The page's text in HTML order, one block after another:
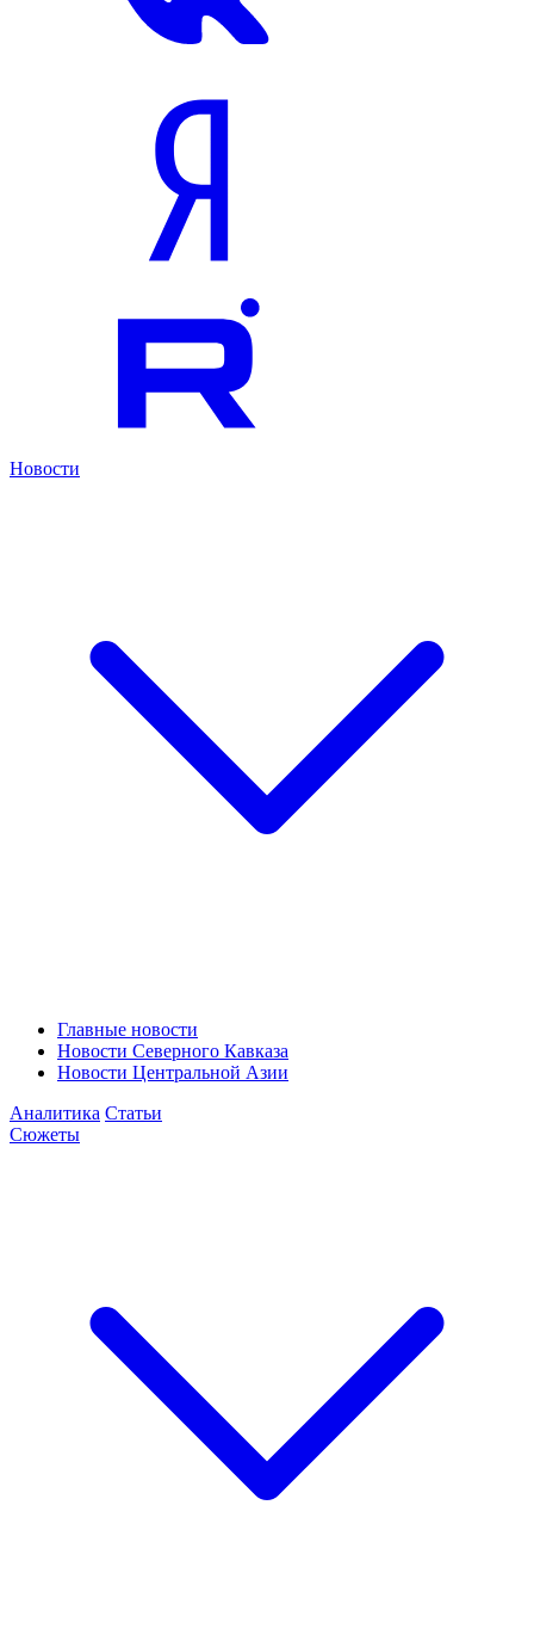
Новости
Главные новости
Новости Северного Кавказа
Новости Центральной Азии
Аналитика Статьи
Сюжеты